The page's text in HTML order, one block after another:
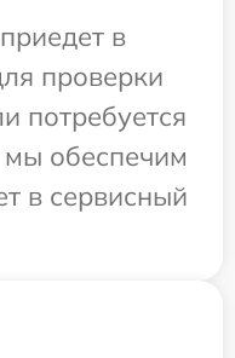
в
проверки
потребуется
обеспечим
в сервисный